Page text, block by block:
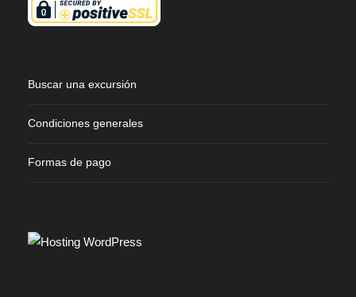
Buscar una excursión
Condiciones generales
Formas de pago